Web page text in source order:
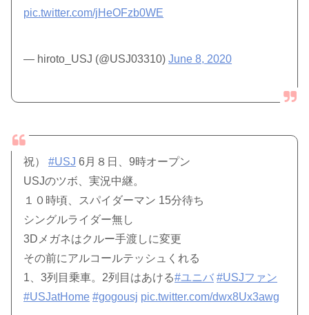
pic.twitter.com/jHeOFzb0WE
— hiroto_USJ (@USJ03310)June 8, 2020
祝）#USJ 6月８日、9時オープン
USJのツボ、実況中継。
１０時頃、スパイダーマン 15分待ち
シングルライダー無し
3Dメガネはクルー手渡しに変更
その前にアルコールテッシュくれる
1、3列目乗車。2列目はあける#ユニバ #USJファン
#USJatHome #gogousj pic.twitter.com/dwx8Ux3awg